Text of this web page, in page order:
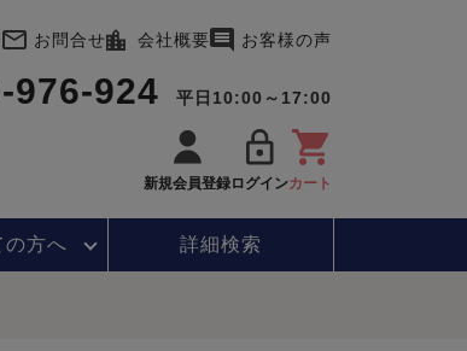
お問合せ 会社概要 お客様の声
976-924 平日10:00～17:00
新規会員登録ログインカート
の方へ 詳細検索